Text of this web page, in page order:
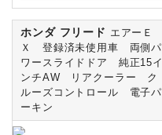
ホンダ フリード エアーＥ
Ｘ 登録済未使用車 両側パ
ワースライドドア 純正15イ
ンチAW リアクーラー ク
ルーズコントロール 電子パ
ーキン